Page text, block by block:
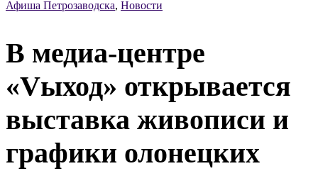
Афиша Петрозаводска, Новости
В медиа-центре
«Vыход» открывается
выставка живописи и
графики олонецких